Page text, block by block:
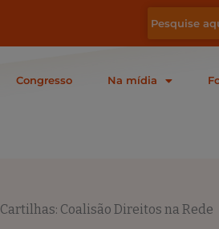
Congresso Na mídia
Cartilhas: Coalisão Direitos na Rede